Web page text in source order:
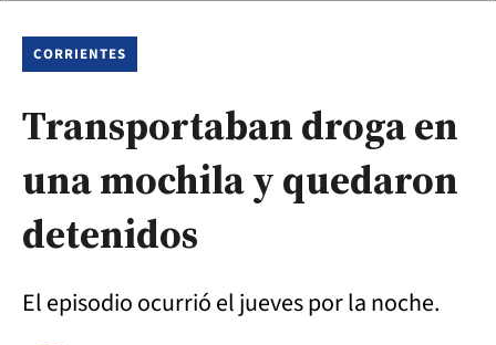
CORRIENTES
Transportaban droga en
una mochila y quedaron
detenidos
El episodio ocurrió el jueves por la noche.